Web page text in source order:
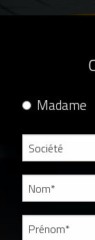
Madame